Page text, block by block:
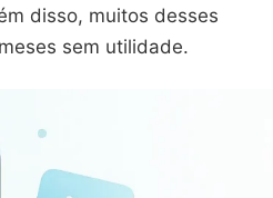
disso, muitos desses
sem utilidade.